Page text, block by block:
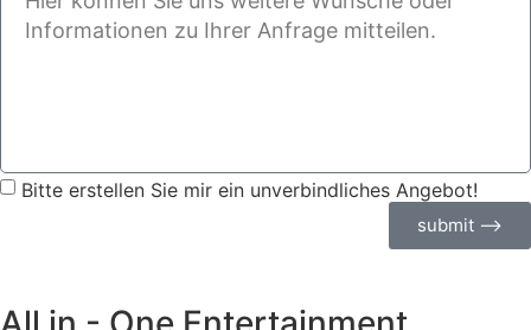
Bitte erstellen Sie mir ein unverbindliches Angebot!
submit ⟶